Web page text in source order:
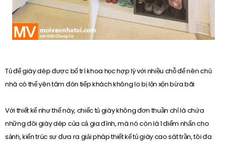
Tủ để giày dép được bố trí khoa học hợp lý với nhiều chỗ để nên chủ
nhà có thể yên tâm đón tiếp khách không lo bị lộn xộn bừa bãi
Với thiết kế như thế này, chiếc tủ giày không đơn thuần chỉ là chứa
những đôi giày dép của cả gia đình, mà nó còn là 1 điểm nhấn cho
sảnh, kiến trúc sư đưa ra giải pháp thiết kế tủ giày cao sát trần, tôi đa